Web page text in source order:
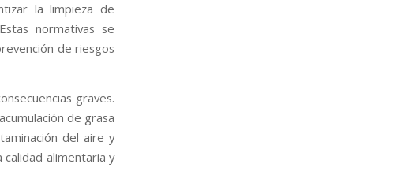
la limpieza de
normativas se
de riesgos
graves.
de grasa
del aire y
alimentaria y